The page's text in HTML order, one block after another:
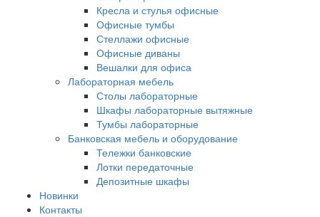
Кресла и стулья офисные
Офисные тумбы
Стеллажи офисные
Офисные диваны
Вешалки для офиса
Лабораторная мебель
Столы лабораторные
Шкафы лабораторные вытяжные
Тумбы лабораторные
Банковская мебель и оборудование
Тележки банковские
Лотки передаточные
Депозитные шкафы
Новинки
Контакты